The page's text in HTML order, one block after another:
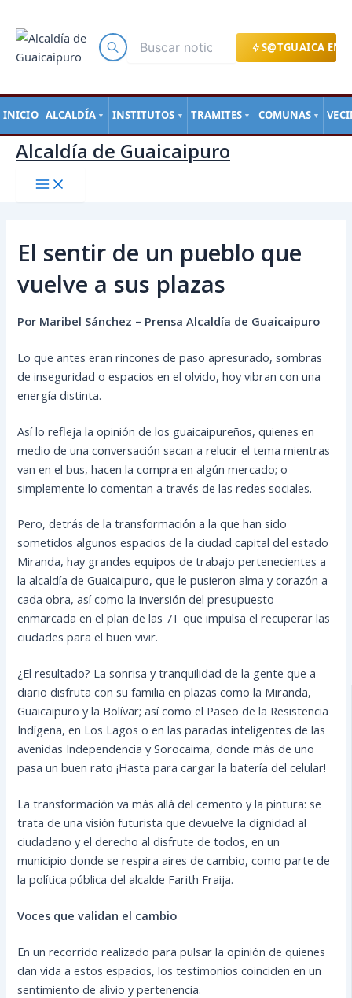
S@TGUAICA EN
INICIO ALCALDÍA ▼ INSTITUTOS ▼ TRAMITES ▼ COMUNAS ▼
contenido
Alcaldía de Guaicaipuro
El sentir de un pueblo que
vuelve a sus plazas
Por Maribel Sánchez – Prensa Alcaldía de Guaicaipuro
Lo que antes eran rincones de paso apresurado, sombras
de inseguridad o espacios en el olvido, hoy vibran con una
energía distinta.
Así lo refleja la opinión de los guaicaipureños, quienes en
medio de una conversación sacan a relucir el tema mientras
van en el bus, hacen la compra en algún mercado; o
simplemente lo comentan a través de las redes sociales.
Pero, detrás de la transformación a la que han sido
sometidos algunos espacios de la ciudad capital del estado
Miranda, hay grandes equipos de trabajo pertenecientes a
la alcaldía de Guaicaipuro, que le pusieron alma y corazón a
cada obra, así como la inversión del presupuesto
enmarcada en el plan de las 7T que impulsa el recuperar las
ciudades para el buen vivir.
¿El resultado? La sonrisa y tranquilidad de la gente que a
diario disfruta con su familia en plazas como la Miranda,
Guaicaipuro y la Bolívar; así como el Paseo de la Resistencia
Indígena, en Los Lagos o en las paradas inteligentes de las
avenidas Independencia y Sorocaima, donde más de uno
pasa un buen rato ¡Hasta para cargar la batería del celular!
La transformación va más allá del cemento y la pintura: se
trata de una visión futurista que devuelve la dignidad al
ciudadano y el derecho al disfrute de todos, en un
municipio donde se respira aires de cambio, como parte de
la política pública del alcalde Farith Fraija.
Voces que validan el cambio
En un recorrido realizado para pulsar la opinión de quienes
dan vida a estos espacios, los testimonios coinciden en un
sentimiento de alivio y pertenencia.
de
entradas